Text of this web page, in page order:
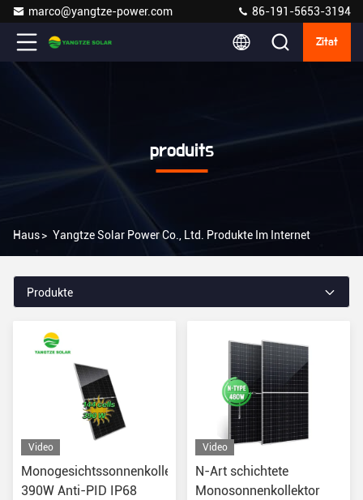
marco@yangtze-power.com 86-191-5653-3194
Zitat
produits
Haus> Yangtze Solar Power Co., Ltd. Produkte Im Internet
Produkte
Video
Monogesichtssonnenkollektor
390W Anti-PID IP68
Video
N-Art schichtete
Monosonnenkollektor